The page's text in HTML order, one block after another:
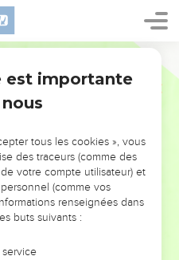
L’ÉVÉNEMENT
!
VOUS ÉVITER LES
?
moins les doutes, les erreurs
est importante
tous les cookies », vous
des traceurs (comme des
votre compte utilisateur) et
(comme vos
renseignées dans
buts suivants :